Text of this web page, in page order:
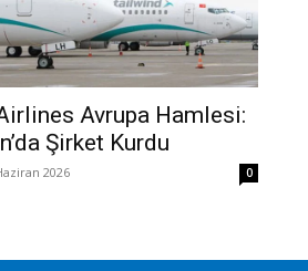
Avrupa Hamlesi:
Şirket Kurdu
2026 0